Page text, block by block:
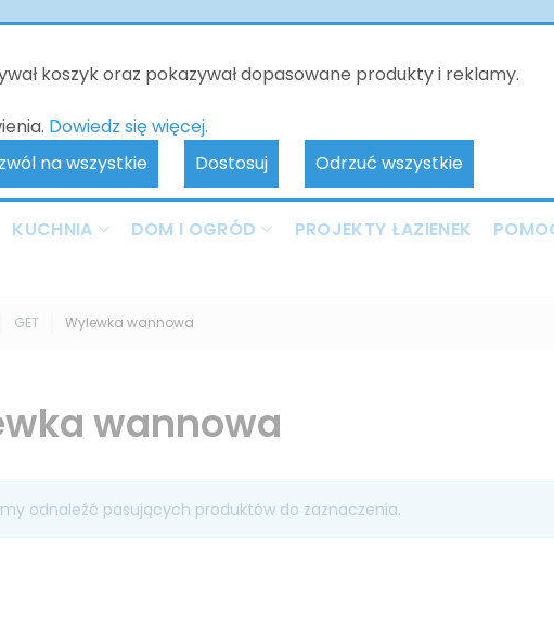
koszyk oraz pokazywał dopasowane produkty i reklamy.
Dowiedz się więcej.
na wszystkie
Dostosuj Odrzuć wszystkie
nieczynne - kontakt tylko poprzez e-mail. Zamówienia złożone w
od 10.06.2026. Przepraszamy za wszelkie niedogodności i
KUCHNIA DOM I OGRÓD PROJEKTY ŁAZIENEK
GET Wylewka wannowa
wannowa
odnaleźć pasujących produktów do zaznaczenia.